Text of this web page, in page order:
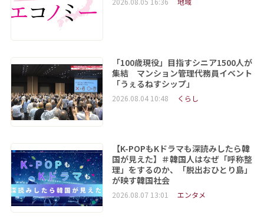
「100歳現役」目指すシニア1500人が
集結 マンション管理代務員イベント
「うぇるねすシップ」
2026.08.04 10:48 くらし
【K-POPもKドラマも深読みしたら韓
国が見えた】＃韓国人はなぜ「呼称整
理」をするのか、「脱出おひとり島」
が映す韓国社会
2026.08.07 13:01 エンタメ